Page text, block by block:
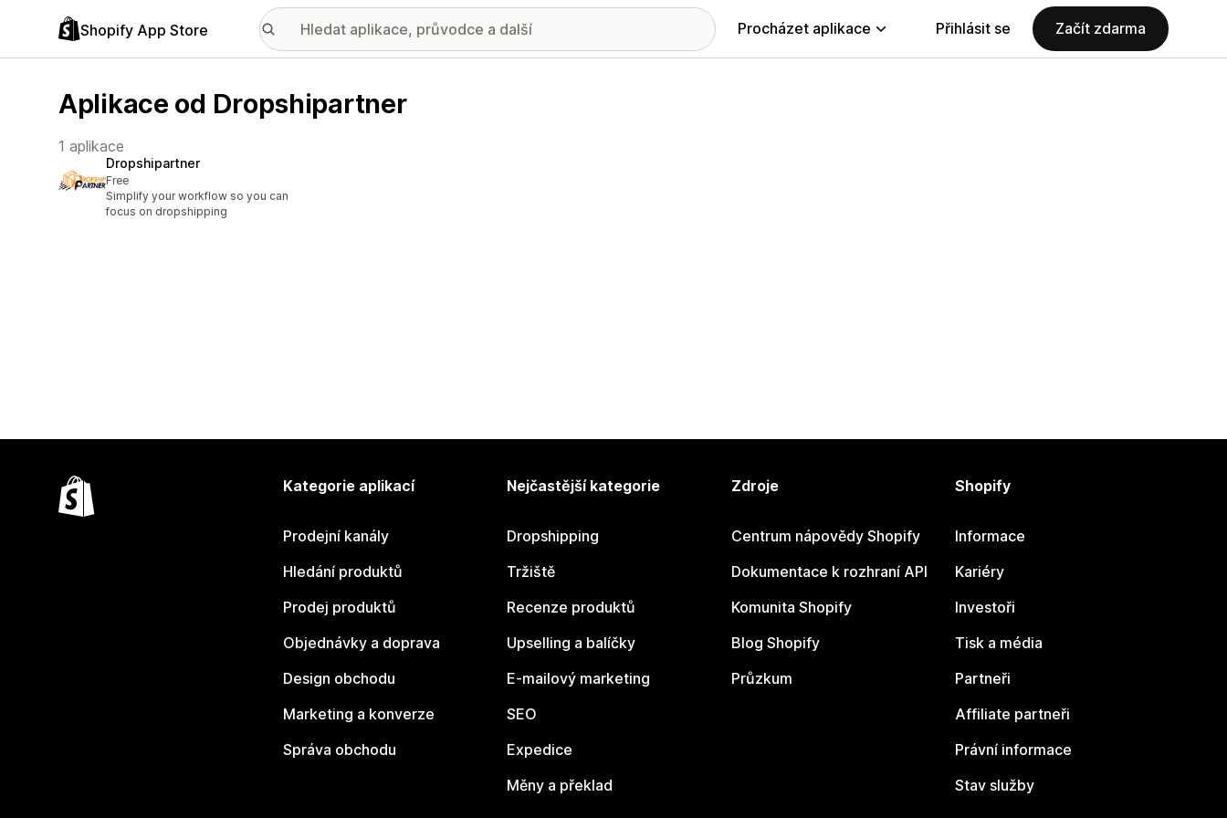
Shopify App Store Procházet aplikace Přihlásit se Začít zdarma
Aplikace od Dropshipartner
1 aplikace
Dropshipartner
Free
Simplify your workflow so you can
focus on dropshipping
Kategorie aplikací
Prodejní kanály
Hledání produktů
Prodej produktů
Objednávky a doprava
Design obchodu
Marketing a konverze
Správa obchodu
Nejčastější kategorie
Dropshipping
Tržiště
Recenze produktů
Upselling a balíčky
E-mailový marketing
SEO
Expedice
Měny a překlad
Zdroje
Centrum nápovědy Shopify
Dokumentace k rozhraní API
Komunita Shopify
Blog Shopify
Průzkum
Shopify
Informace
Kariéry
Investoři
Tisk a média
Partneři
Affiliate partneři
Právní informace
Stav služby